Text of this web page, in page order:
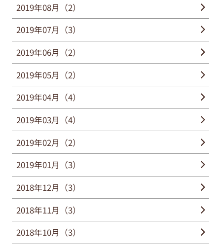
2019年08月（2）
2019年07月（3）
2019年06月（2）
2019年05月（2）
2019年04月（4）
2019年03月（4）
2019年02月（2）
2019年01月（3）
2018年12月（3）
2018年11月（3）
2018年10月（3）